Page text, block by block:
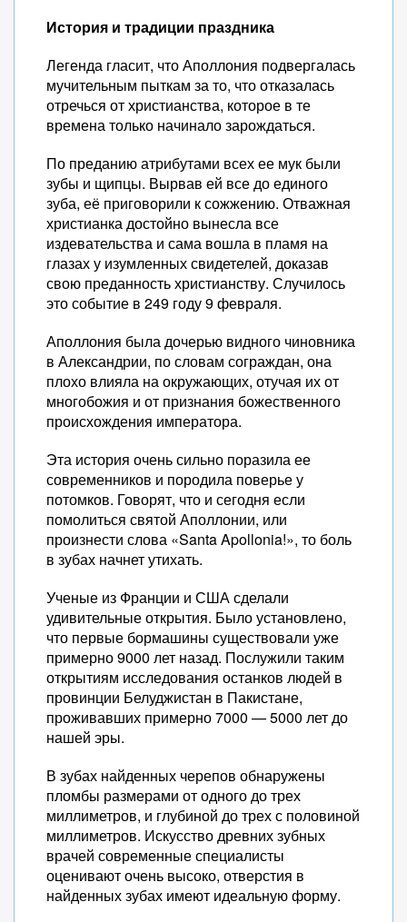
История и традиции праздника
Легенда гласит, что Аполлония подвергалась
мучительным пыткам за то, что отказалась
отречься от христианства, которое в те
времена только начинало зарождаться.
По преданию атрибутами всех ее мук были
зубы и щипцы. Вырвав ей все до единого
зуба, её приговорили к сожжению. Отважная
христианка достойно вынесла все
издевательства и сама вошла в пламя на
глазах у изумленных свидетелей, доказав
свою преданность христианству. Случилось
это событие в 249 году 9 февраля.
Аполлония была дочерью видного чиновника
в Александрии, по словам сограждан, она
плохо влияла на окружающих, отучая их от
многобожия и от признания божественного
происхождения императора.
Эта история очень сильно поразила ее
современников и породила поверье у
потомков. Говорят, что и сегодня если
помолиться святой Аполлонии, или
произнести слова «Santa Apollonia!», то боль
в зубах начнет утихать.
Ученые из Франции и США сделали
удивительные открытия. Было установлено,
что первые бормашины существовали уже
примерно 9000 лет назад. Послужили таким
открытиям исследования останков людей в
провинции Белуджистан в Пакистане,
проживавших примерно 7000 — 5000 лет до
нашей эры.
В зубах найденных черепов обнаружены
пломбы размерами от одного до трех
миллиметров, и глубиной до трех с половиной
миллиметров. Искусство древних зубных
врачей современные специалисты
оценивают очень высоко, отверстия в
найденных зубах имеют идеальную форму.